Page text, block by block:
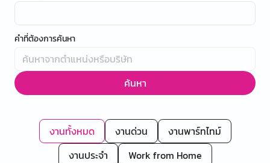
คำที่ต้องการค้นหา
ค้นหา
งานทั้งหมด งานด่วน
งานพาร์ทไทม์
งานประจำ
Work from Home